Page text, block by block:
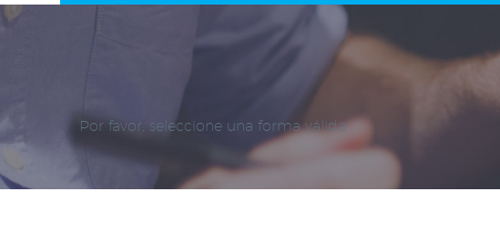
Por favor, seleccione una forma válida